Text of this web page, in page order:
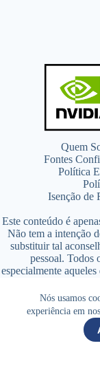
Nós usamos
experiência em
Quem
Fontes
Política
Isenção de
Este conteúdo é
Não tem a intenção
substituir tal
pessoal. Todos
especialmente
qualquer programa
Copyright © 2026
VKCF Soluções